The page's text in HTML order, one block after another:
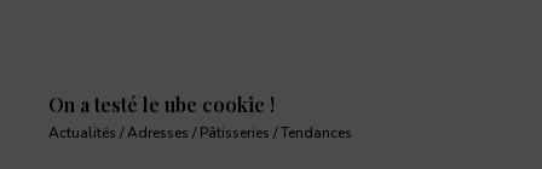
On a testé le ube cookie !
Actualités / Adresses / Pâtisseries / Tendances